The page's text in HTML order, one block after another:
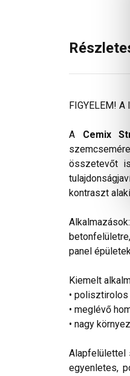
FIGYELEM!
A Cemix
összetevőt
kontraszt
panel
Kiemelt
•
• meglévő
• nagy
Alapfelülettel
egyenletes,